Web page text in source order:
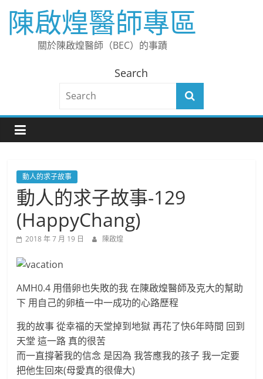
content
陳啟煌醫師專區
關於陳啟煌醫師（BEC）的事蹟
Search
動人的求子故事
動人的求子故事-129
(HappyChang)
2018 年 7 月 19 日 陳啟煌
AMH0.4 用借卵也失敗的我 在陳啟煌醫師及克大的幫助
下 用自己的卵植一中一成功的心路歷程
我的故事 從幸福的天堂掉到地獄 再花了快6年時間 回到
天堂 這一路 真的很苦
而一直撐著我的信念 是因為 我答應我的孩子 我一定要
把他生回來(母愛真的很偉大)